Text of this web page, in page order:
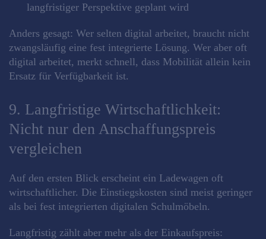
langfristiger Perspektive geplant wird
Anders gesagt: Wer selten digital arbeitet, braucht nicht
zwangsläufig eine fest integrierte Lösung. Wer aber oft
digital arbeitet, merkt schnell, dass Mobilität allein kein
Ersatz für Verfügbarkeit ist.
9. Langfristige Wirtschaftlichkeit:
Nicht nur den Anschaffungspreis
vergleichen
Auf den ersten Blick erscheint ein Ladewagen oft
wirtschaftlicher. Die Einstiegskosten sind meist geringer
als bei fest integrierten digitalen Schulmöbeln.
Langfristig zählt aber mehr als der Einkaufspreis: